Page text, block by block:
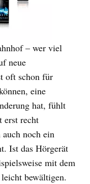
– wer viel
neue
oft schon für
eine
hat, fühlt
erst recht
noch ein
Ist das Hörgerät
mit dem
bewältigen.